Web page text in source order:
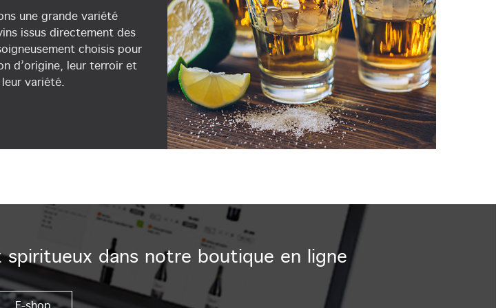
une grande variété
issus directement des
choisis pour
d’origine, leur terroir et
leur variété.
dans notre boutique en ligne